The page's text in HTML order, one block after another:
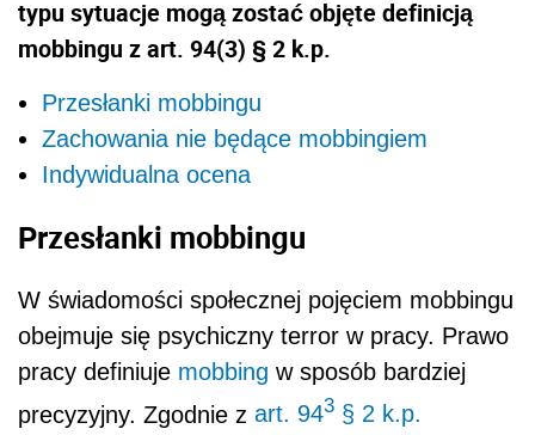
typu sytuacje mogą zostać objęte definicją
mobbingu z art. 94(3) § 2 k.p.
Przesłanki mobbingu
Zachowania nie będące mobbingiem
Indywidualna ocena
Przesłanki mobbingu
W świadomości społecznej pojęciem mobbingu
obejmuje się psychiczny terror w pracy. Prawo
pracy definiuje mobbing w sposób bardziej
precyzyjny. Zgodnie z art. 943 § 2 k.p.